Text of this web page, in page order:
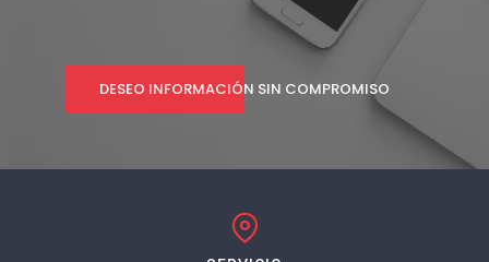
DESEO INFORMACIÓN SIN COMPROMISO